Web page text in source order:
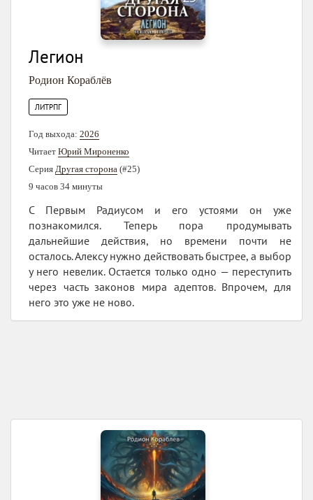
Легион
Родион Кораблёв
ЛИТРПГ
Год выхода: 2026
Читает Юрий Мироненко
Серия Другая сторона (#25)
9 часов 34 минуты
С Первым Радиусом и его устоями он уже
познакомился. Теперь пора продумывать
дальнейшие действия, но времени почти не
осталось. Алексу нужно действовать быстрее, а выбор
у него невелик. Остается только одно — переступить
через часть законов мира адептов. Впрочем, для
него это уже не ново.